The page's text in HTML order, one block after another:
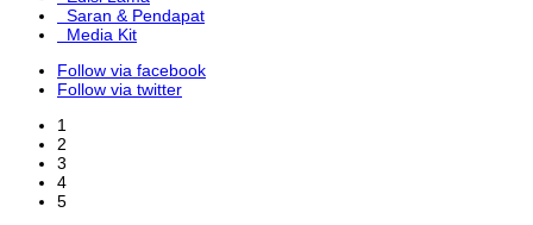
Saran & Pendapat
Media Kit
Follow via facebook
Follow via twitter
1
2
3
4
5